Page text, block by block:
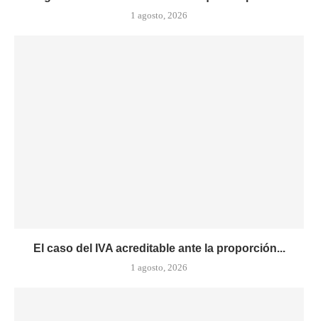
1 agosto, 2026
El caso del IVA acreditable ante la proporción...
1 agosto, 2026